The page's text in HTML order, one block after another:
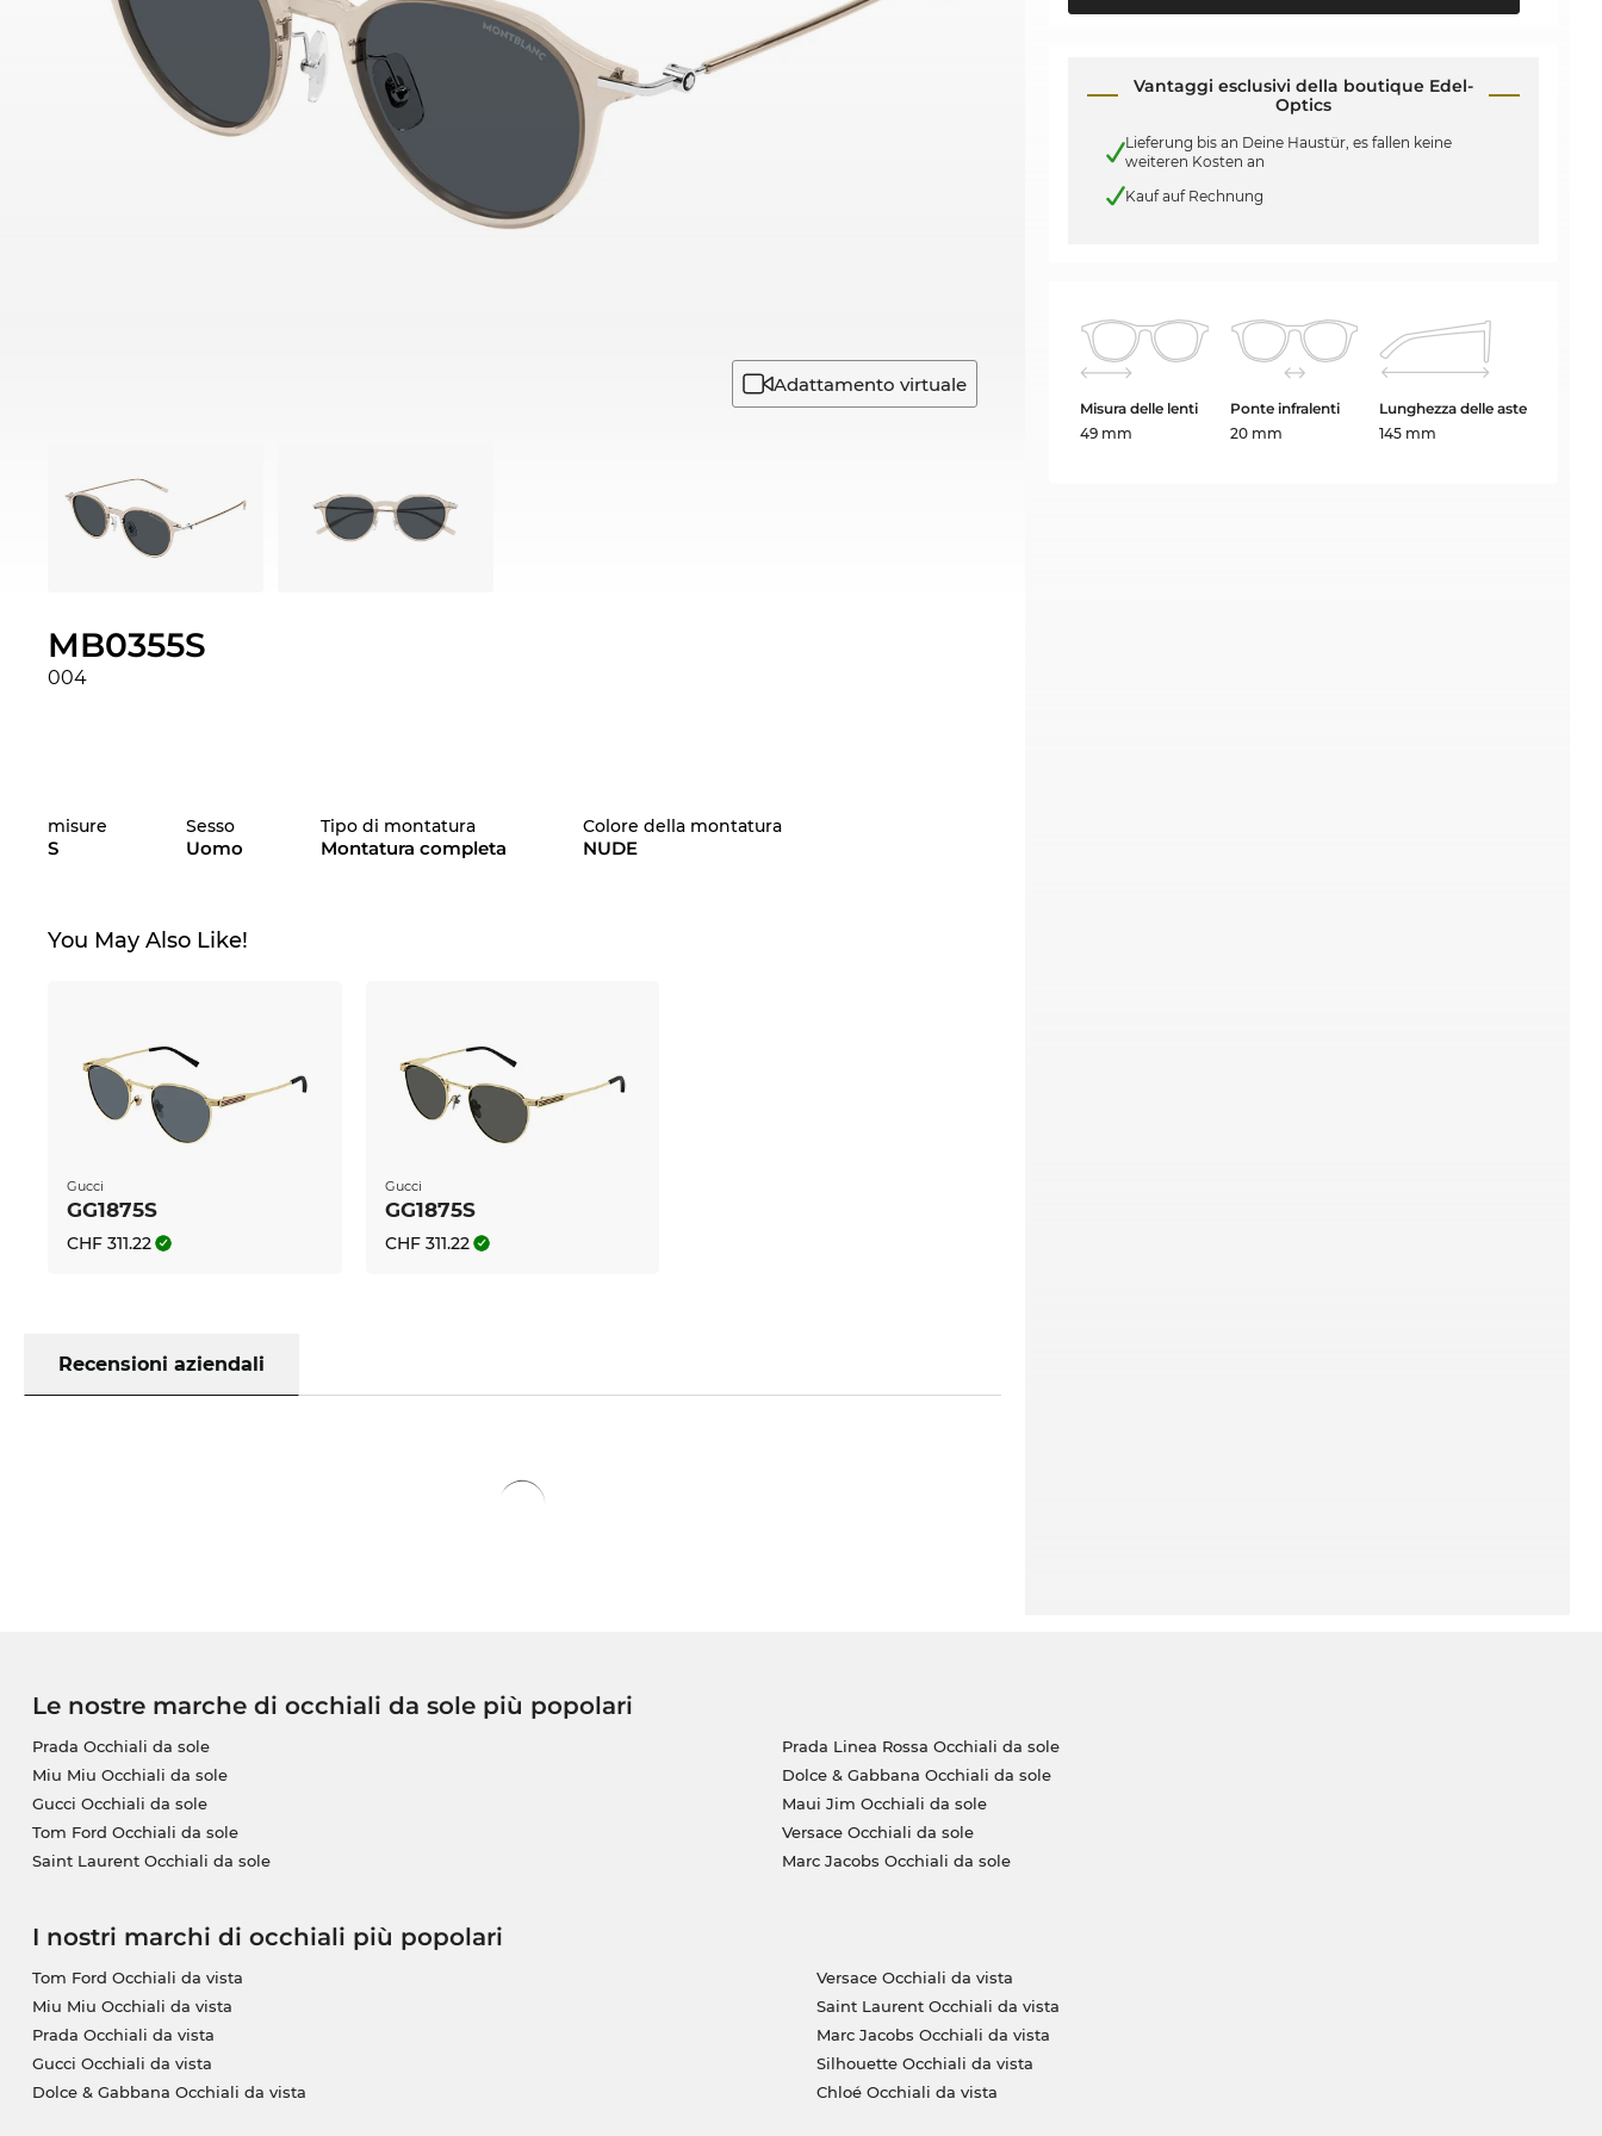
Adattamento virtuale
MB0355S
004
misure
S
Sesso
Uomo
Tipo di montatura
Montatura completa
Colore della montatura
NUDE
You May Also Like!
Gucci
GG1875S
CHF 311.22
Gucci
GG1875S
CHF 311.22
Recensioni aziendali
Vantaggi esclusivi della boutique Edel-
Optics
Lieferung bis an Deine Haustür, es fallen keine
weiteren Kosten an
Kauf auf Rechnung
Misura delle lenti
49 mm
Ponte infralenti
20 mm
Lunghezza delle aste
145 mm
Le nostre marche di occhiali da sole più popolari
Prada Occhiali da sole
Miu Miu Occhiali da sole
Gucci Occhiali da sole
Tom Ford Occhiali da sole
Saint Laurent Occhiali da sole
Prada Linea Rossa Occhiali da sole
Dolce & Gabbana Occhiali da sole
Maui Jim Occhiali da sole
Versace Occhiali da sole
Marc Jacobs Occhiali da sole
I nostri marchi di occhiali più popolari
Tom Ford Occhiali da vista
Miu Miu Occhiali da vista
Prada Occhiali da vista
Gucci Occhiali da vista
Dolce & Gabbana Occhiali da vista
Versace Occhiali da vista
Saint Laurent Occhiali da vista
Marc Jacobs Occhiali da vista
Silhouette Occhiali da vista
Chloé Occhiali da vista